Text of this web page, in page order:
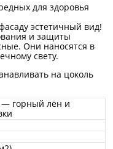
для здоровья
эстетичный вид!
и защиты
Они наносятся в
свету.
на цоколь
— горный лён и